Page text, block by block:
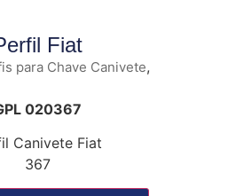
Fiat
para Chave Canivete,
020367
Canivete Fiat
367